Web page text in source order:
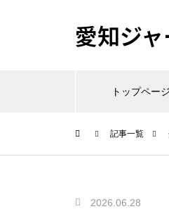
愛知ジ
トップページ
記事一覧
2026.06.28